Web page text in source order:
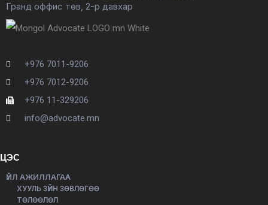
Гранд оффис төв, 2-р давхар
+976 7011-9206
+976 7012-9206
+976 11-329206
info@advocate.mn
ЦЭС
ҮЙЛ АЖИЛЛАГАА
ХУУЛЬ ЗҮЙН ЗӨВЛӨГӨӨ
ТӨЛӨӨЛӨЛ